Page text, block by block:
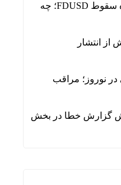
بیانیه رسمی بایننس درباره سقوط FDUSD؛ چه
از انتشار
در نوروز؛ مراقب
گزارش خطا در بخش